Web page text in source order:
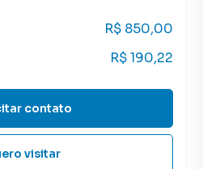
R$ 850,00
R$ 190,22
contato
visitar